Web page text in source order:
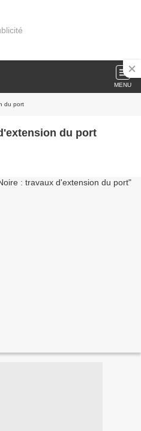
MENU
du port
du port